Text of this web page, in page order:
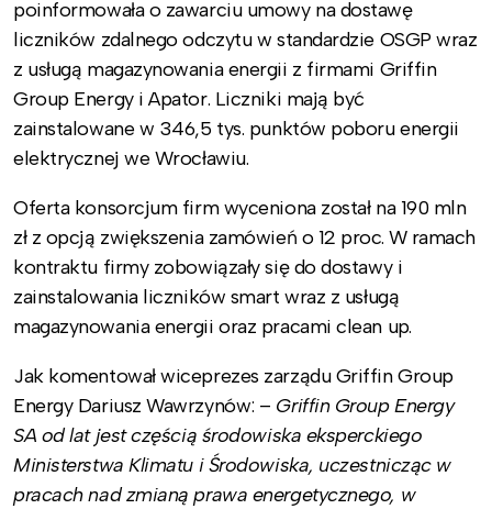
poinformowała o zawarciu umowy na dostawę
liczników zdalnego odczytu w standardzie OSGP wraz
z usługą magazynowania energii z firmami Griffin
Group Energy i Apator. Liczniki mają być
zainstalowane w 346,5 tys. punktów poboru energii
elektrycznej we Wrocławiu.
Oferta konsorcjum firm wyceniona został na 190 mln
zł z opcją zwiększenia zamówień o 12 proc. W ramach
kontraktu firmy zobowiązały się do dostawy i
zainstalowania liczników smart wraz z usługą
magazynowania energii oraz pracami clean up.
Jak komentował wiceprezes zarządu Griffin Group
Energy Dariusz Wawrzynów: – Griffin Group Energy
SA od lat jest częścią środowiska eksperckiego
Ministerstwa Klimatu i Środowiska, uczestnicząc w
pracach nad zmianą prawa energetycznego, w